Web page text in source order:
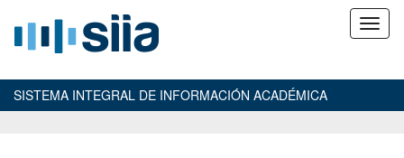
SISTEMA INTEGRAL DE INFORMACIÓN ACADÉMICA